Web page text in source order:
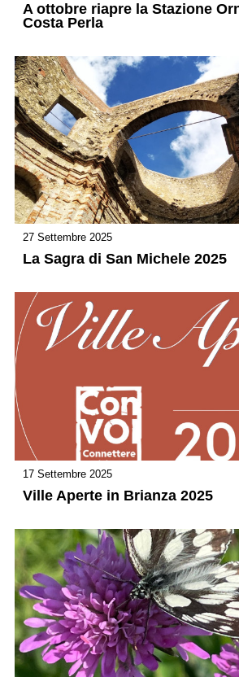
A ottobre riapre la Stazione
Costa Perla
27 Settembre 2025
La Sagra di San Michele 2025
17 Settembre 2025
Ville Aperte in Brianza 2025